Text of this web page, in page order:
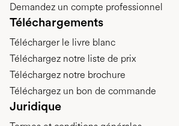
Demandez un compte professionnel
Téléchargements
Télécharger le livre blanc
Téléchargez notre liste de prix
Téléchargez notre brochure
Téléchargez un bon de commande
Juridique